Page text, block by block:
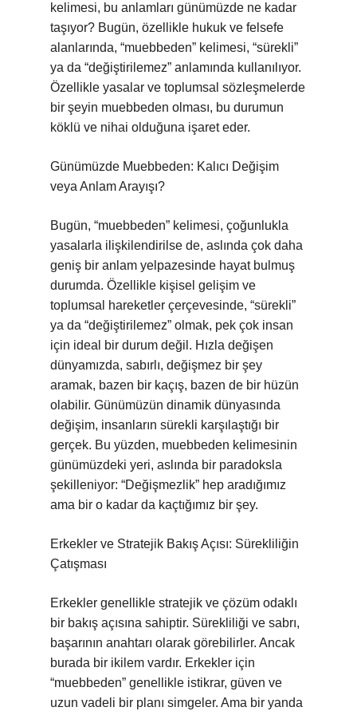
kelimesi, bu anlamları günümüzde ne kadar
taşıyor? Bugün, özellikle hukuk ve felsefe
alanlarında, “muebbeden” kelimesi, “sürekli”
ya da “değiştirilemez” anlamında kullanılıyor.
Özellikle yasalar ve toplumsal sözleşmelerde
bir şeyin muebbeden olması, bu durumun
köklü ve nihai olduğuna işaret eder.
Günümüzde Muebbeden: Kalıcı Değişim
veya Anlam Arayışı?
Bugün, “muebbeden” kelimesi, çoğunlukla
yasalarla ilişkilendirilse de, aslında çok daha
geniş bir anlam yelpazesinde hayat bulmuş
durumda. Özellikle kişisel gelişim ve
toplumsal hareketler çerçevesinde, “sürekli”
ya da “değiştirilemez” olmak, pek çok insan
için ideal bir durum değil. Hızla değişen
dünyamızda, sabırlı, değişmez bir şey
aramak, bazen bir kaçış, bazen de bir hüzün
olabilir. Günümüzün dinamik dünyasında
değişim, insanların sürekli karşılaştığı bir
gerçek. Bu yüzden, muebbeden kelimesinin
günümüzdeki yeri, aslında bir paradoksla
şekilleniyor: “Değişmezlik” hep aradığımız
ama bir o kadar da kaçtığımız bir şey.
Erkekler ve Stratejik Bakış Açısı: Sürekliliğin
Çatışması
Erkekler genellikle stratejik ve çözüm odaklı
bir bakış açısına sahiptir. Sürekliliği ve sabrı,
başarının anahtarı olarak görebilirler. Ancak
burada bir ikilem vardır. Erkekler için
“muebbeden” genellikle istikrar, güven ve
uzun vadeli bir planı simgeler. Ama bir yanda